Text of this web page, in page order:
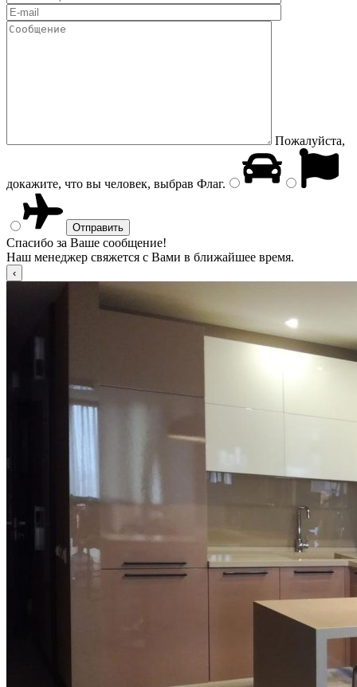
Пожалуйста,
докажите, что вы человек, выбрав Флаг.
Спасибо за Ваше сообщение!
Наш менеджер свяжется с Вами в ближайшее время.